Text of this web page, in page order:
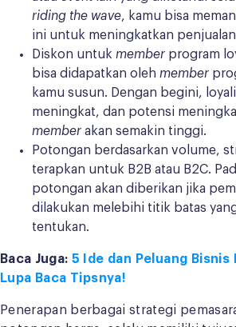
riding the wave, kamu bisa
ini untuk meningkatkan
Diskon untuk member program
bisa didapatkan oleh member
kamu susun. Dengan begini,
meningkat, dan potensi
member akan semakin tinggi.
Potongan berdasarkan volume,
terapkan untuk B2B atau B2C.
potongan akan diberikan jika
dilakukan melebihi titik batas
tentukan.
Baca Juga: 5 Ide dan Peluang Bisnis
Lupa Baca Tipsnya!
Penerapan berbagai strategi